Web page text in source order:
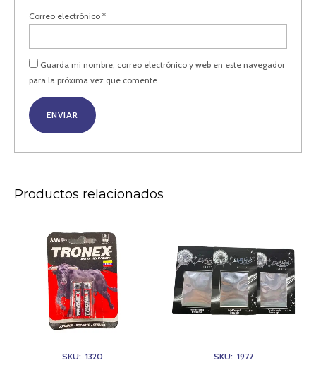
Correo electrónico*
Guarda mi nombre, correo electrónico y web en este navegador
para la próxima vez que comente.
Productos relacionados
SKU: 1320
CARBON
cantidad
SKU: 1977
cantidad